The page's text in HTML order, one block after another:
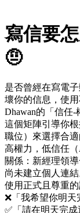
寫信要
🤨
是否曾經在寫電
壞你的信息，使
Dhawan的「信任
這個矩陣引導你
職位）來選擇合
高權力，低信任（
關係：新經理領
尚未建立個人連結
使用正式且尊重
❌「我希望你明天
✅「請在明天完